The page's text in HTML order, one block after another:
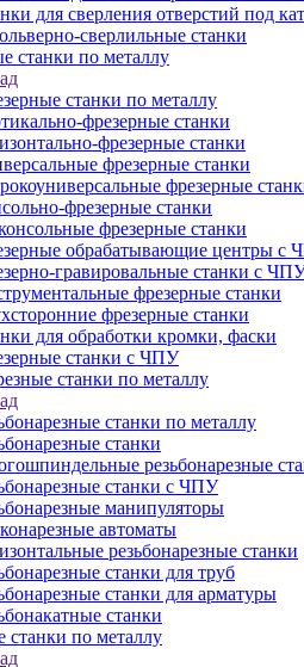
для сверления отверстий под
сверлильные станки
станки по металлу
станки по металлу
фрезерные станки
фрезерные станки
фрезерные станки
фрезерные
фрезерные станки
фрезерные станки
обрабатывающие центры с
гравировальные станки с
фрезерные станки
фрезерные станки
для обработки кромки, фаски
станки с ЧПУ
станки по металлу
станки по металлу
станки
резьбонарезные
станки с ЧПУ
манипуляторы
автоматы
резьбонарезные станки
станки для труб
станки для арматуры
станки
станки по металлу